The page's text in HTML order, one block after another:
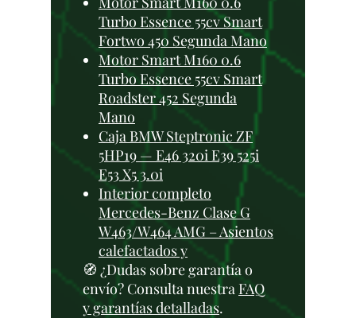
Turbo Essence 55cv Smart
Fortwo 450 Segunda Mano
Motor Smart M160 0.6
Turbo Essence 55cv Smart
Roadster 452 Segunda
Mano
Caja BMW Steptronic ZF
5HP19 — E46 320i E39 525i
E53 X5 3.0i
Interior completo
Mercedes-Benz Clase G
W463/W464 AMG – Asientos
calefactados y
🧭 ¿Dudas sobre garantía o
envío? Consulta nuestra FAQ
y garantías detalladas.